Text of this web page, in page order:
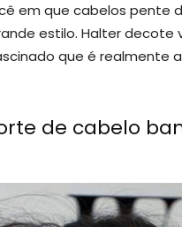
em que cabelos pente
estilo. Halter decote
que é realmente
de cabelo